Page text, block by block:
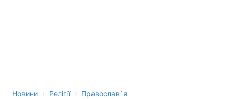
Новини › Релігії › Православ`я